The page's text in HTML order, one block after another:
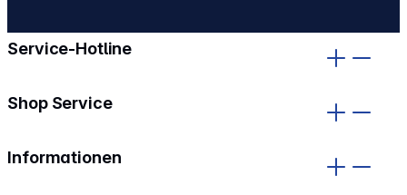
Service-Hotline
Shop Service
Informationen